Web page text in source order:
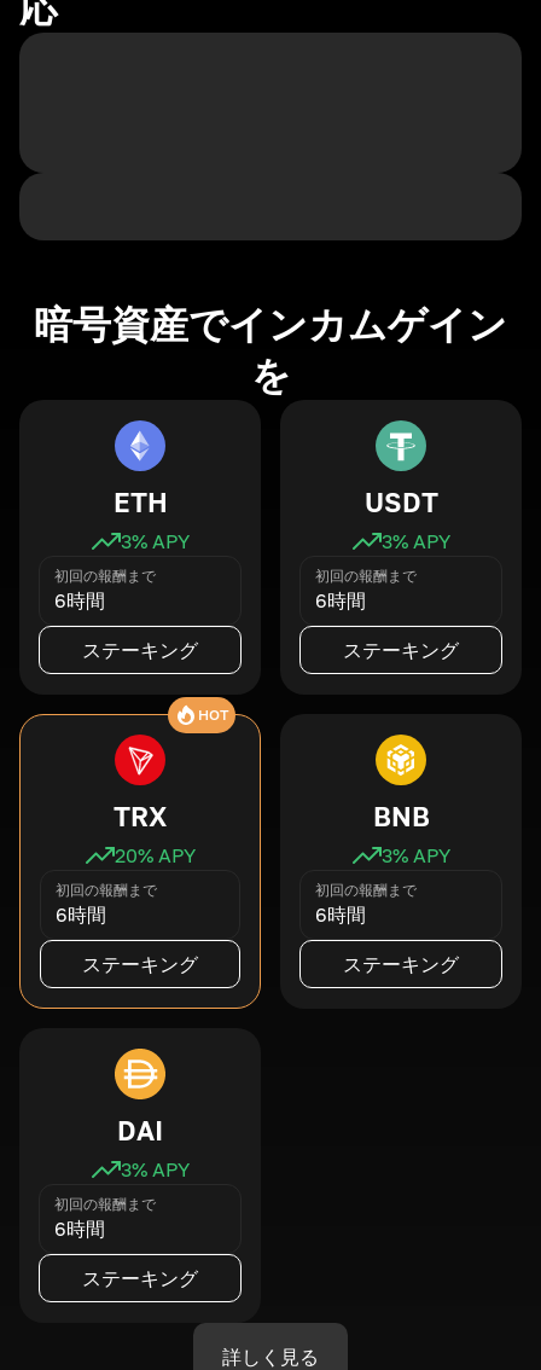
暗号資産でインカムゲイン
を
ETH
3% APY
初回の報酬まで
6時間
ステーキング
USDT
3% APY
初回の報酬まで
6時間
ステーキング
HOT
TRX
20% APY
初回の報酬まで
6時間
ステーキング
BNB
3% APY
初回の報酬まで
6時間
ステーキング
DAI
3% APY
初回の報酬まで
6時間
ステーキング
詳しく見る